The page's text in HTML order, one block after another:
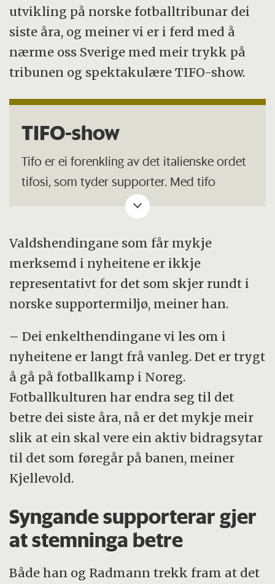
utvikling på norske fotballtribunar dei
siste åra, og meiner vi er i ferd med å
nærme oss Sverige med meir trykk på
tribunen og spektakulære TIFO-show.
TIFO-show
Tifo er ei forenkling av det italienske ordet
tifosi, som tyder supporter. Med tifo
meiner ein tribunearrangement utførte av
Tifo kan kome i form av store og små
banner, flagg, plakatar, kasterullar eller
liknande, og blir i hovudsak arrangerte ved
spelarane sin entré før kamp.
Kjelde: Wikipedia
Valdshendingane som får mykje
merksemd i nyheitene er ikkje
representativt for det som skjer rundt i
norske supportermiljø, meiner han.
– Dei enkelthendingane vi les om i
nyheitene er langt frå vanleg. Det er trygt
å gå på fotballkamp i Noreg.
Fotballkulturen har endra seg til det
betre dei siste åra, nå er det mykje meir
slik at ein skal vere ein aktiv bidragsytar
til det som føregår på banen, meiner
Kjellevold.
Syngande supporterar gjer
at stemninga betre
Både han og Radmann trekk fram at det